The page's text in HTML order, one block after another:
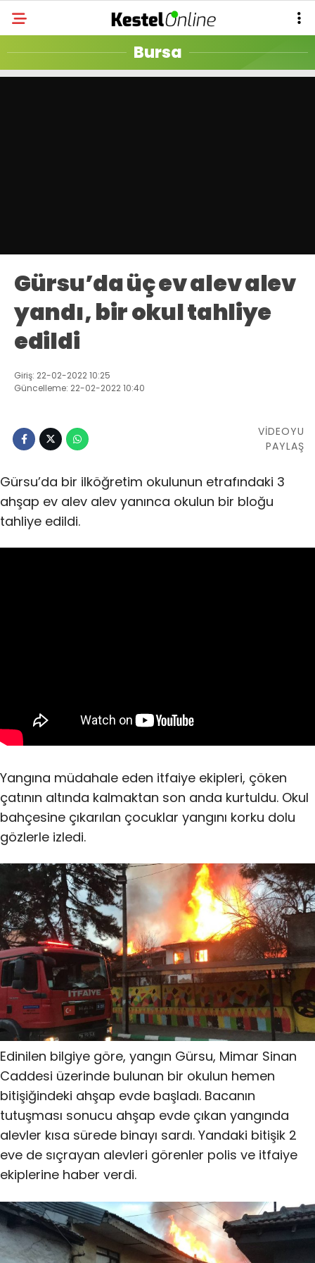
Bursa
Gürsu’da üç ev alev alev
yandı, bir okul tahliye
edildi
Giriş: 22-02-2022 10:25
Güncelleme: 22-02-2022 10:40
VİDEOYU
PAYLAŞ
Gürsu’da bir ilköğretim okulunun etrafındaki 3
ahşap ev alev alev yanınca okulun bir bloğu
tahliye edildi.
Yangına müdahale eden itfaiye ekipleri, çöken
çatının altında kalmaktan son anda kurtuldu. Okul
bahçesine çıkarılan çocuklar yangını korku dolu
gözlerle izledi.
Edinilen bilgiye göre, yangın Gürsu, Mimar Sinan
Caddesi üzerinde bulunan bir okulun hemen
bitişiğindeki ahşap evde başladı. Bacanın
tutuşması sonucu ahşap evde çıkan yangında
alevler kısa sürede binayı sardı. Yandaki bitişik 2
eve de sıçrayan alevleri görenler polis ve itfaiye
ekiplerine haber verdi.